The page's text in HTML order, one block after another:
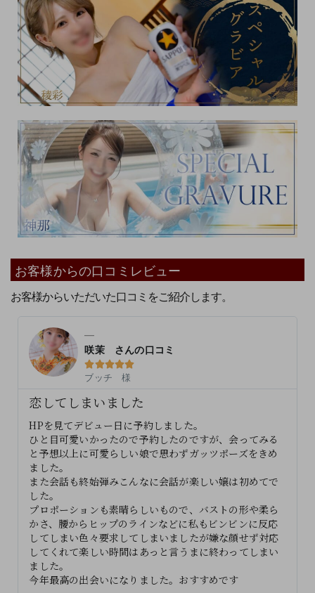
お客様からの口コミレビュー
お客様からいただいた口コミをご紹介します。
咲茉 さんの口コミ

ブッチ 様
恋してしまいました
HPを見てデビュー日に予約しました。
ひと目可愛いかったので予約したのですが、会ってみる
と予想以上に可愛らしい娘で思わずガッツポーズをきめ
ました。
また会話も終始弾みこんなに会話が楽しい嬢は初めてで
した。
プロポーションも素晴らしいもので、バストの形や柔ら
かさ、腰からヒップのラインなどに私もビンビンに反応
してしまい色々要求してしまいましたが嫌な顔せず対応
してくれて楽しい時間はあっと言うまに終わってしまい
ました。
今年最高の出会いになりました。おすすめです